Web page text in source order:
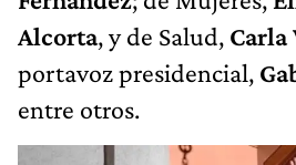
Alcorta, y de Salud,
portavoz presidencial,
entre otros.